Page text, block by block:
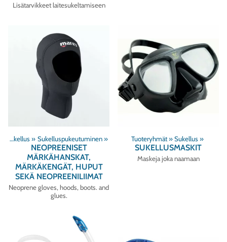
Lisätarvikkeet laitesukeltamiseen
Sukellus ‪» Sukelluspukeutuminen ‪»
NEOPREENISET
MÄRKÄHANSKAT,
MÄRKÄKENGÄT, HUPUT
SEKÄ NEOPREENILIIMAT
Neoprene gloves, hoods, boots. and
glues.
Tuoteryhmät ‪»Sukellus ‪»
SUKELLUSMASKIT
Maskeja joka naamaan